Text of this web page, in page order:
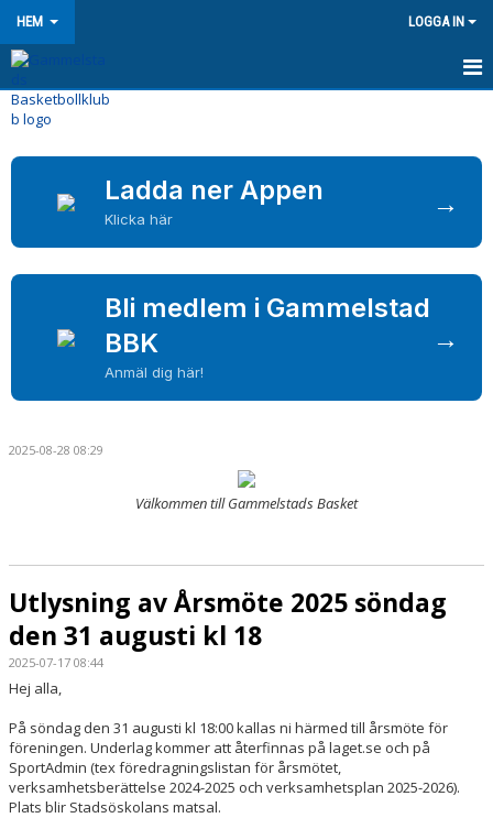
HEM LOGGA IN
HEM
NYHETER
KONTAKT
BILDGALLERI
DOKUMENT
VÅRA LAG/TRÄNARE
Ladda ner Appen
Klicka här →
Bli medlem i Gammelstad
BBK
Anmäl dig här!
→
2025-08-28 08:29
Välkommen till Gammelstads Basket
Utlysning av Årsmöte 2025 söndag
den 31 augusti kl 18
2025-07-17 08:44
Hej alla,
På söndag den 31 augusti kl 18:00 kallas ni härmed till årsmöte för
föreningen. Underlag kommer att återfinnas på laget.se och på
SportAdmin (tex föredragningslistan för årsmötet,
verksamhetsberättelse 2024-2025 och verksamhetsplan 2025-2026).
Plats blir Stadsöskolans matsal.